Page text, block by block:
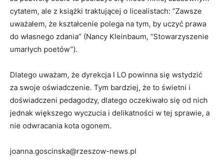
cytatem, ale z książki traktującej o licealistach: “Zawsze
uważałem, że kształcenie polega na tym, by uczyć prawa
do własnego zdania” (Nancy Kleinbaum, “Stowarzyszenie
umarłych poetów”).
Dlatego uważam, że dyrekcja I LO powinna się wstydzić
za swoje oświadczenie. Tym bardziej, że to świetni i
doświadczeni pedagodzy, dlatego oczekiwało się od nich
jednak większego wyczucia i delikatności w tej sprawie, a
nie odwracania kota ogonem.
joanna.goscinska@rzeszow-news.pl